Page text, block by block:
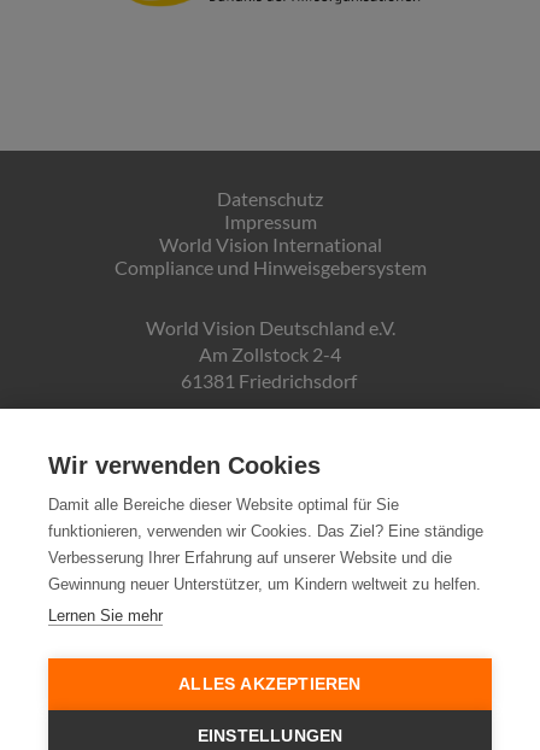
Datenschutz
Impressum
World Vision International
Compliance und Hinweisgebersystem
World Vision Deutschland e.V.
Am Zollstock 2-4
61381 Friedrichsdorf
DE19ZZZ00000150171
Spendenkonto:
Pax-Bank für Kirche und Caritas eG
IBAN DE72370601934010500007
Wir verwenden Cookies
Damit alle Bereiche dieser Website optimal für Sie
funktionieren, verwenden wir Cookies. Das Ziel? Eine ständige
Verbesserung Ihrer Erfahrung auf unserer Website und die
Gewinnung neuer Unterstützer, um Kindern weltweit zu helfen.
Lernen Sie mehr
ALLES AKZEPTIEREN
EINSTELLUNGEN